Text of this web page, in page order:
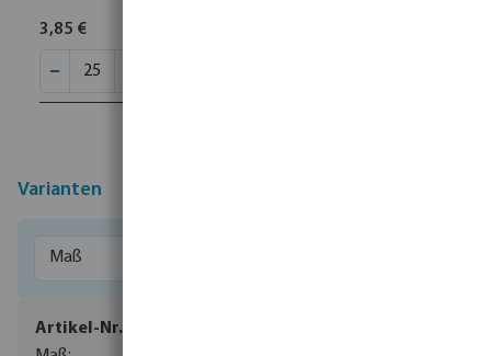
3,85 €
Varianten